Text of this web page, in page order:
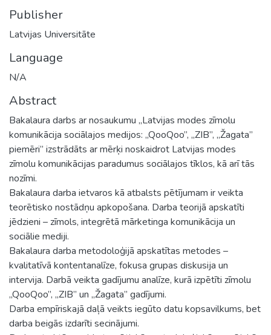
Publisher
Latvijas Universitāte
Language
N/A
Abstract
Bakalaura darbs ar nosaukumu „Latvijas modes zīmolu
komunikācija sociālajos medijos: „QooQoo”, „ZIB”, „Žagata”
piemēri” izstrādāts ar mērķi noskaidrot Latvijas modes
zīmolu komunikācijas paradumus sociālajos tīklos, kā arī tās
nozīmi.
Bakalaura darba ietvaros kā atbalsts pētījumam ir veikta
teorētisko nostādņu apkopošana. Darba teorijā apskatīti
jēdzieni – zīmols, integrētā mārketinga komunikācija un
sociālie mediji.
Bakalaura darba metodoloģijā apskatītas metodes –
kvalitatīvā kontentanalīze, fokusa grupas diskusija un
intervija. Darbā veikta gadījumu analīze, kurā izpētīti zīmolu
„QooQoo”, „ZIB” un „Žagata” gadījumi.
Darba empīriskajā daļā veikts iegūto datu kopsavilkums, bet
darba beigās izdarīti secinājumi.